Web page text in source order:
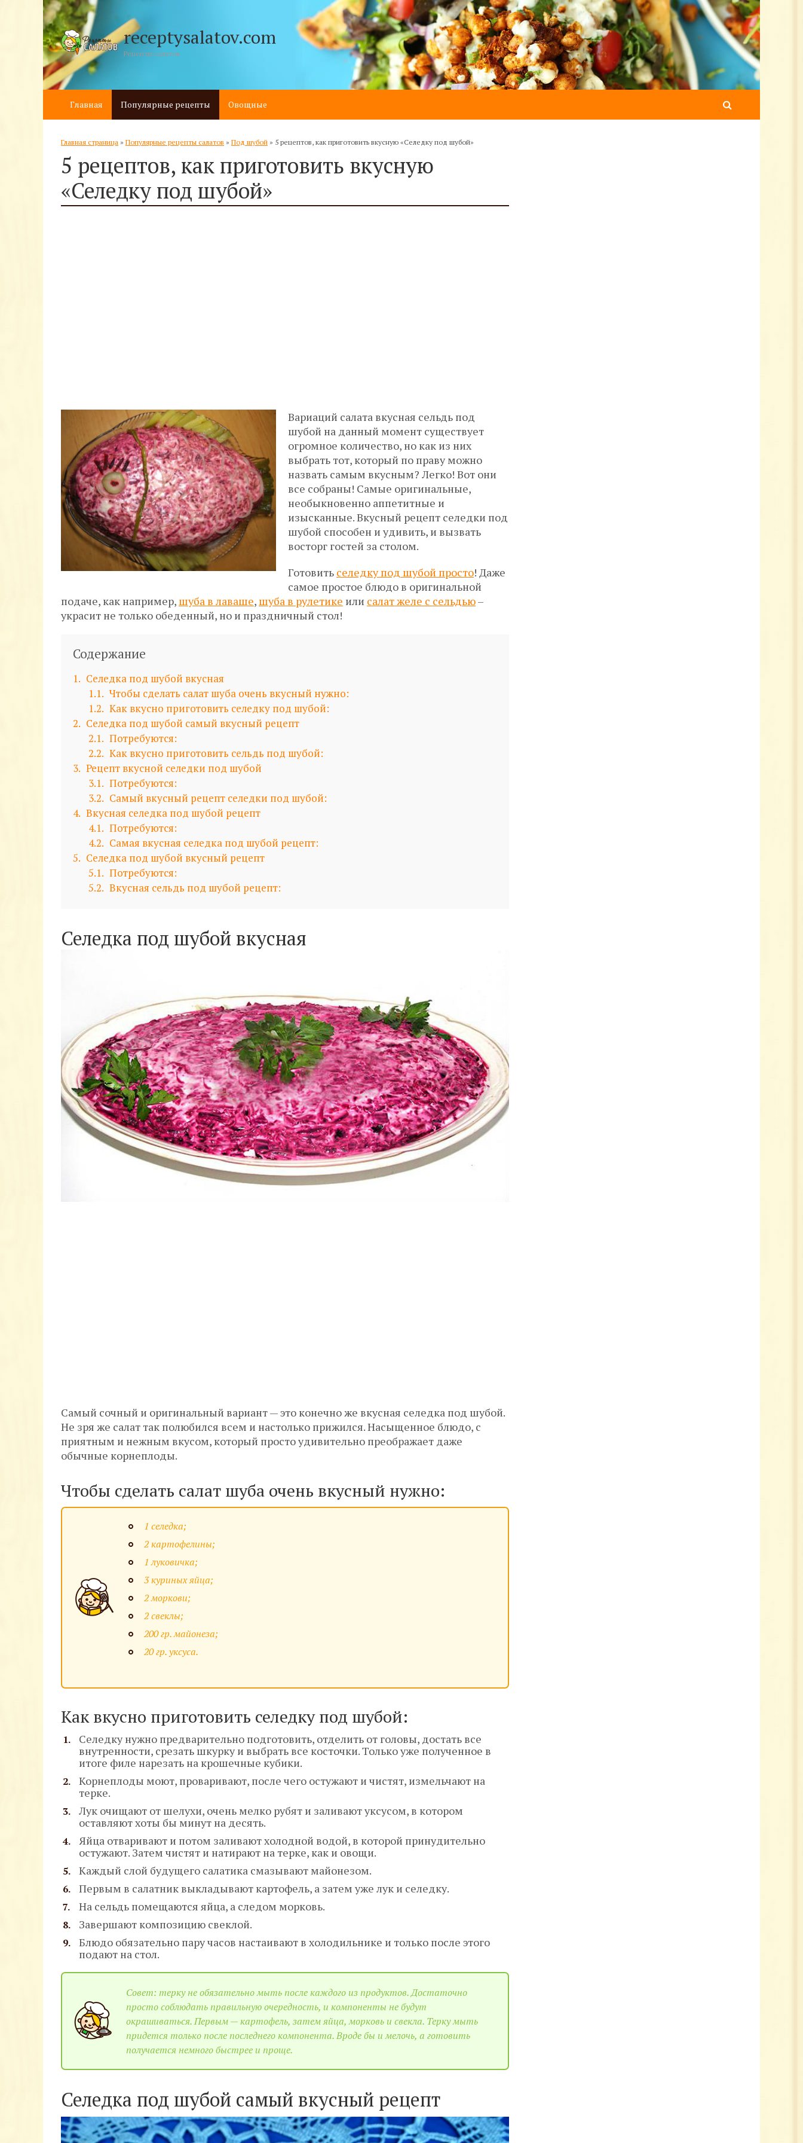
receptysalatov.com
Рецепты салатов
Главная Популярные рецепты Овощные
Главная страница » Популярные рецепты салатов » Под шубой » 5 рецептов, как приготовить вкусную «Селедку под шубой»
5 рецептов, как приготовить вкусную
«Селедку под шубой»
Вариаций салата вкусная сельдь под
шубой на данный момент существует
огромное количество, но как из них
выбрать тот, который по праву можно
назвать самым вкусным? Легко! Вот они
все собраны! Самые оригинальные,
необыкновенно аппетитные и
изысканные. Вкусный рецепт селедки под
шубой способен и удивить, и вызвать
восторг гостей за столом.
Готовить селедку под шубой просто! Даже
самое простое блюдо в оригинальной
подаче, как например,шуба в лаваше,шуба в рулетике или салат желе с сельдью–
украсит не только обеденный, но и праздничный стол!
Содержание
1
Селедка под шубой вкусная
1.1 Чтобы сделать салат шуба очень вкусный нужно:
1.2
Как вкусно приготовить селедку под шубой:
2
Селедка под шубой самый вкусный рецепт
2.1
Потребуются:
2.2
Как вкусно приготовить сельдь под шубой:
3 Рецепт вкусной селедки под шубой
3.1
Потребуются:
3.2
Самый вкусный рецепт селедки под шубой:
4 Вкусная селедка под шубой рецепт
4.1
Потребуются:
4.2
Самая вкусная селедка под шубой рецепт:
5
Селедка под шубой вкусный рецепт
5.1
Потребуются:
5.2
Вкусная сельдь под шубой рецепт:
Селедка под шубой вкусная
Самый сочный и оригинальный вариант — это конечно же вкусная селедка под шубой.
Не зря же салат так полюбился всем и настолько прижился. Насыщенное блюдо, с
приятным и нежным вкусом, который просто удивительно преображает даже
обычные корнеплоды.
Чтобы сделать салат шуба очень вкусный нужно:
1 селедка;
2 картофелины;
1 луковичка;
3 куриных яйца;
2 моркови;
2 свеклы;
200 гр. майонеза;
20 гр. уксуса.
Как вкусно приготовить селедку под шубой:
Селедку нужно предварительно подготовить, отделить от головы, достать все
внутренности, срезать шкурку и выбрать все косточки. Только уже полученное в
итоге филе нарезать на крошечные кубики.
Корнеплоды моют, проваривают, после чего остужают и чистят, измельчают на
терке.
Лук очищают от шелухи, очень мелко рубят и заливают уксусом, в котором
оставляют хоты бы минут на десять.
Яйца отваривают и потом заливают холодной водой, в которой принудительно
остужают. Затем чистят и натирают на терке, как и овощи.
Каждый слой будущего салатика смазывают майонезом.
Первым в салатник выкладывают картофель, а затем уже лук и селедку.
На сельдь помещаются яйца, а следом морковь.
Завершают композицию свеклой.
Блюдо обязательно пару часов настаивают в холодильнике и только после этого
подают на стол.
Совет: терку не обязательно мыть после каждого из продуктов. Достаточно
просто соблюдать правильную очередность, и компоненты не будут
окрашиваться. Первым — картофель, затем яйца, морковь и свекла. Терку мыть
придется только после последнего компонента. Вроде бы и мелочь, а готовить
получается немного быстрее и проще.
Селедка под шубой самый вкусный рецепт